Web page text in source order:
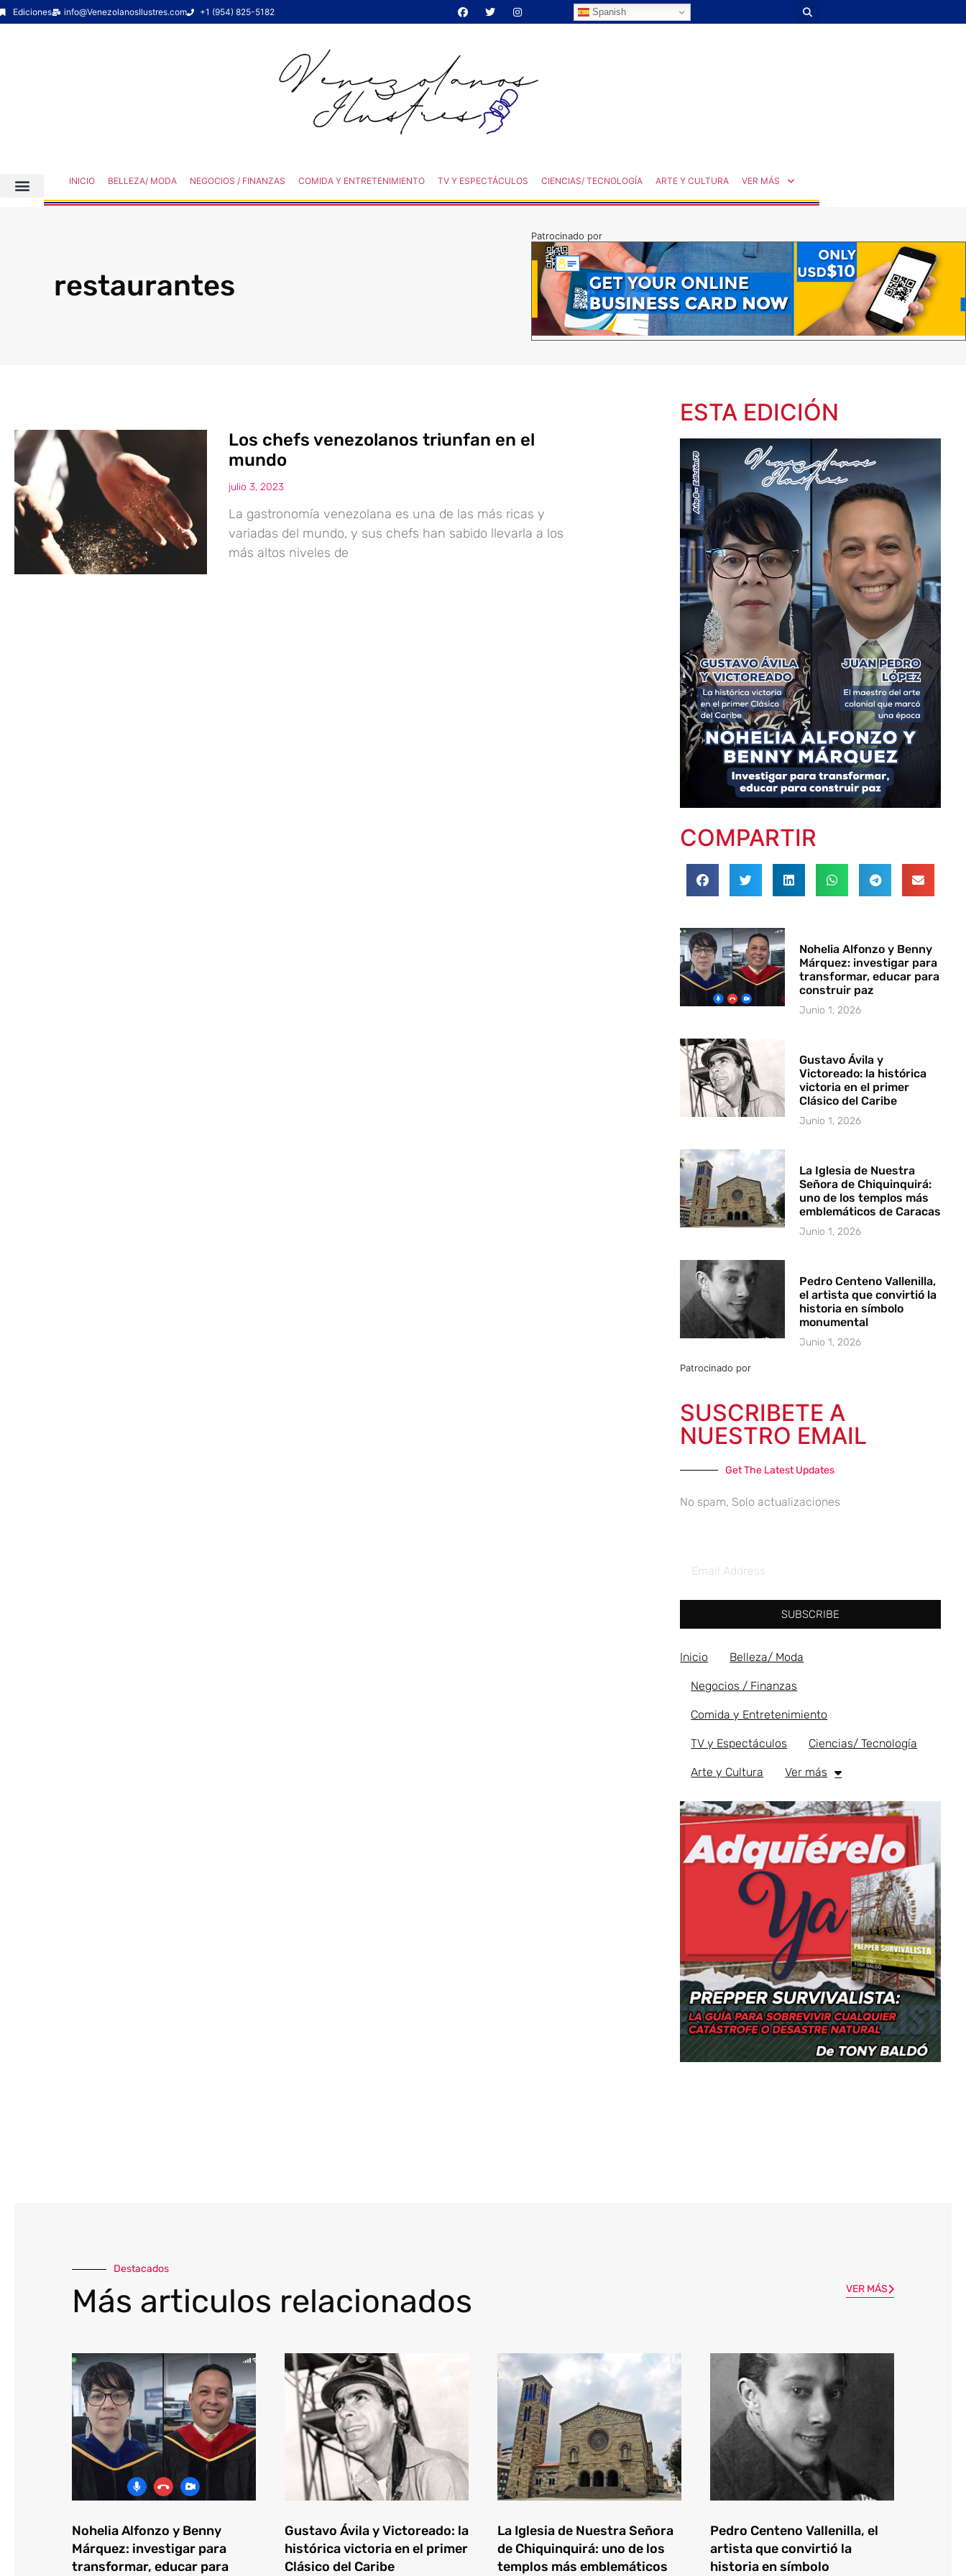
Ediciones info@VenezolanosIlustres.com +1 (954) 825-5182 Spanish
INICIO BELLEZA/ MODA NEGOCIOS / FINANZAS COMIDA Y ENTRETENIMIENTO TV Y ESPECTÁCULOS CIENCIAS/ TECNOLOGÍA ARTE Y CULTURA VER MÁS
restaurantes
Patrocinado por
Los chefs venezolanos triunfan en el
mundo
julio 3, 2023
La gastronomía venezolana es una de las más ricas y
variadas del mundo, y sus chefs han sabido llevarla a los
más altos niveles de
ESTA EDICIÓN
COMPARTIR
Nohelia Alfonzo y Benny
Márquez: investigar para
transformar, educar para
construir paz
Junio 1, 2026
Gustavo Ávila y
Victoreado: la histórica
victoria en el primer
Clásico del Caribe
Junio 1, 2026
La Iglesia de Nuestra
Señora de Chiquinquirá:
uno de los templos más
emblemáticos de Caracas
Junio 1, 2026
Pedro Centeno Vallenilla,
el artista que convirtió la
historia en símbolo
monumental
Junio 1, 2026
Patrocinado por
SUSCRIBETE A
NUESTRO EMAIL
Get The Latest Updates
No spam, Solo actualizaciones
SUBSCRIBE
Inicio Belleza/ Moda
Negocios / Finanzas
Comida y Entretenimiento
TV y Espectáculos Ciencias/ Tecnología
Arte y Cultura Ver más
Destacados
Más articulos relacionados VER MÁS
Nohelia Alfonzo y Benny
Márquez: investigar para
transformar, educar para
Gustavo Ávila y Victoreado: la
histórica victoria en el primer
Clásico del Caribe
La Iglesia de Nuestra Señora
de Chiquinquirá: uno de los
templos más emblemáticos
Pedro Centeno Vallenilla, el
artista que convirtió la
historia en símbolo